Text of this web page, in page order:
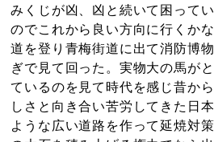
みくじが凶、凶と続いて困って
のでこれから良い方向に行くか
道を登り青梅街道に出て消防博
ぎで見て回った。実物大の馬が
ているのを見て時代を感じ昔か
しさと向き合い苦労してきた日
ような広い道路を作って延焼対